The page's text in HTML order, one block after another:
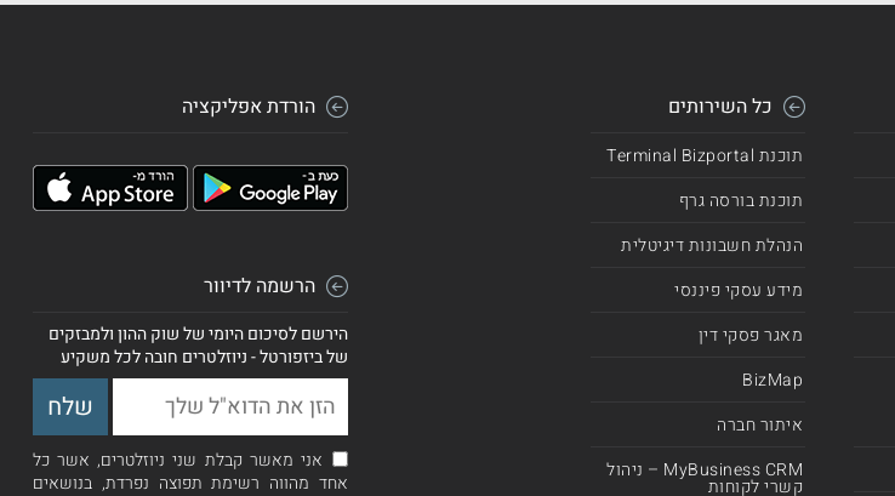
כל השירותים
תוכנת Terminal Bizportal
תוכנת בורסה גרף
הנהלת חשבונות דיגיטלית
מידע עסקי פיננסי
מאגר פסקי דין
BizMap
איתור חברה
MyBusiness CRM – ניהול
קשרי לקוחות
הורדת אפליקציה
הרשמה לדיוור
הירשם לסיכום היומי של שוק ההון ולמבזקים
של ביזפורטל - ניוזלטרים חובה לכל משקיע
אני מאשר קבלת שני ניוזלטרים, אשר כל
אחד מהווה רשימת תפוצה נפרדת, בנושאים